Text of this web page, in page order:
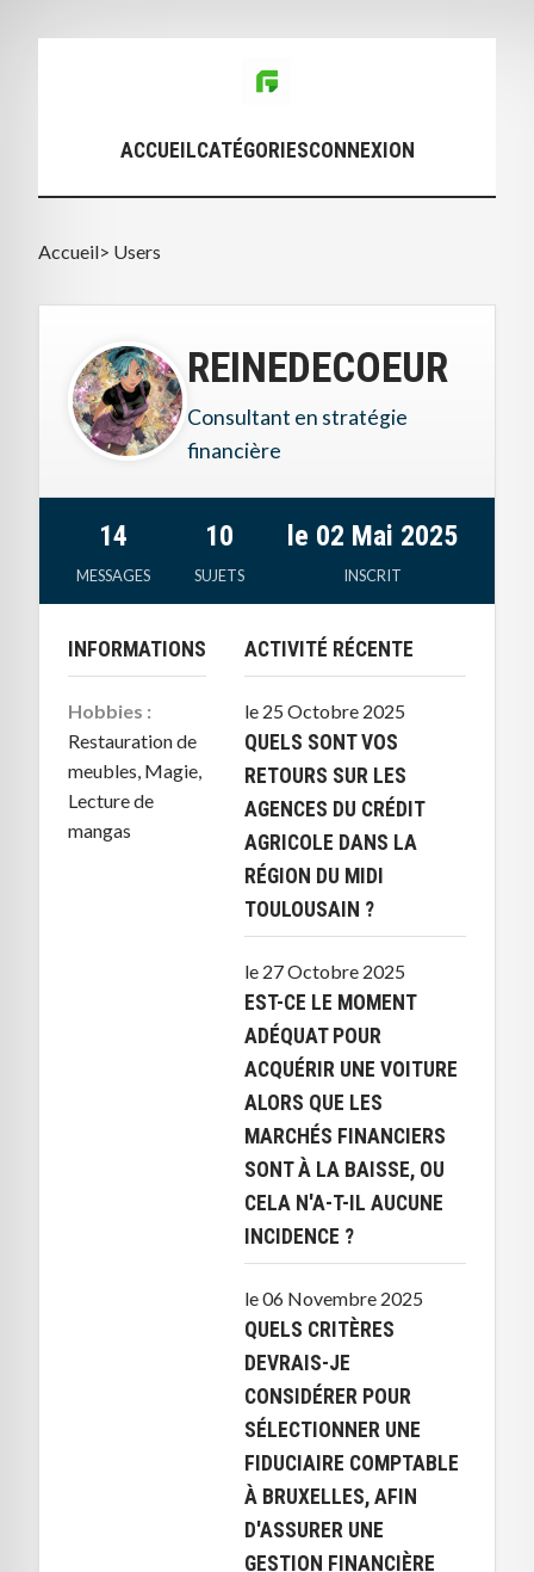
ACCUEILCATÉGORIESCONNEXION
Accueil> Users
REINEDECOEUR
Consultant en stratégie
financière
14
MESSAGES
10
SUJETS
le 02 Mai 2025
INSCRIT
INFORMATIONS
Hobbies :
Restauration de
meubles, Magie,
Lecture de
mangas
ACTIVITÉ RÉCENTE
le 25 Octobre 2025
QUELS SONT VOS
RETOURS SUR LES
AGENCES DU CRÉDIT
AGRICOLE DANS LA
RÉGION DU MIDI
TOULOUSAIN ?
le 27 Octobre 2025
EST-CE LE MOMENT
ADÉQUAT POUR
ACQUÉRIR UNE VOITURE
ALORS QUE LES
MARCHÉS FINANCIERS
SONT À LA BAISSE, OU
CELA N'A-T-IL AUCUNE
INCIDENCE ?
le 06 Novembre 2025
QUELS CRITÈRES
DEVRAIS-JE
CONSIDÉRER POUR
SÉLECTIONNER UNE
FIDUCIAIRE COMPTABLE
À BRUXELLES, AFIN
D'ASSURER UNE
GESTION FINANCIÈRE